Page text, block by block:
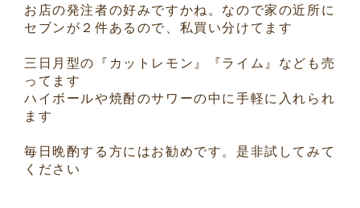
お店の発注者の好みですかね。なので家の近所に
セブンが２件あるので、私買い分けてます
三日月型の『カットレモン』『ライム』なども売
ってます
ハイボールや焼酎のサワーの中に手軽に入れられ
ます
毎日晩酌する方にはお勧めです。是非試してみて
ください